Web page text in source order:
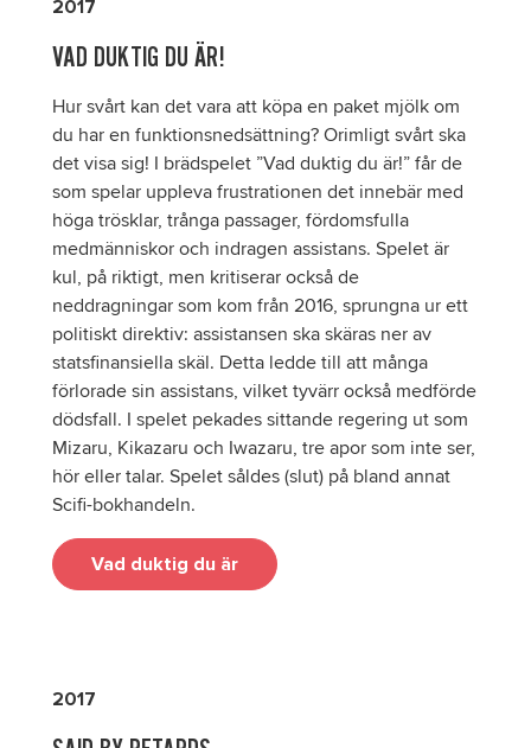
2017
VAD DUKTIG DU ÄR!
Hur svårt kan det vara att köpa en paket mjölk om
du har en funktionsnedsättning? Orimligt svårt ska
det visa sig! I brädspelet ”Vad duktig du är!” får de
som spelar uppleva frustrationen det innebär med
höga trösklar, trånga passager, fördomsfulla
medmänniskor och indragen assistans. Spelet är
kul, på riktigt, men kritiserar också de
neddragningar som kom från 2016, sprungna ur ett
politiskt direktiv: assistansen ska skäras ner av
statsfinansiella skäl. Detta ledde till att många
förlorade sin assistans, vilket tyvärr också medförde
dödsfall. I spelet pekades sittande regering ut som
Mizaru, Kikazaru och Iwazaru, tre apor som inte ser,
hör eller talar. Spelet såldes (slut) på bland annat
Scifi-bokhandeln.
Vad duktig du är
2017